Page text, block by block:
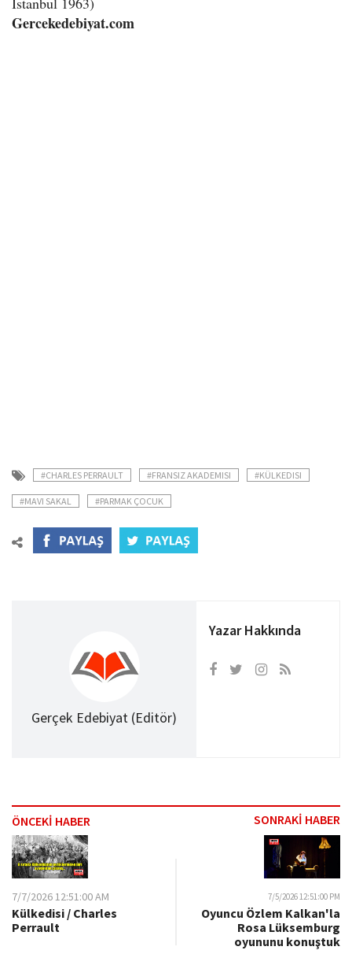
Gercekedebiyat.com
#CHARLES PERRAULT #FRANSIZ AKADEMISI #KÜLKEDISI
#MAVI SAKAL #PARMAK ÇOCUK
Gerçek Edebiyat (Editör)
Yazar Hakkında
ÖNCEKİ HABER SONRAKİ HABER
7/7/2026 12:51:00 AM
Külkedisi / Charles
Perrault
7/5/2026 12:51:00 PM
Oyuncu Özlem Kalkan'la
Rosa Lüksemburg
oyununu konuştuk